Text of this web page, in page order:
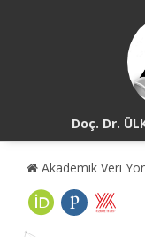
Doç. Dr.
Akademik Veri